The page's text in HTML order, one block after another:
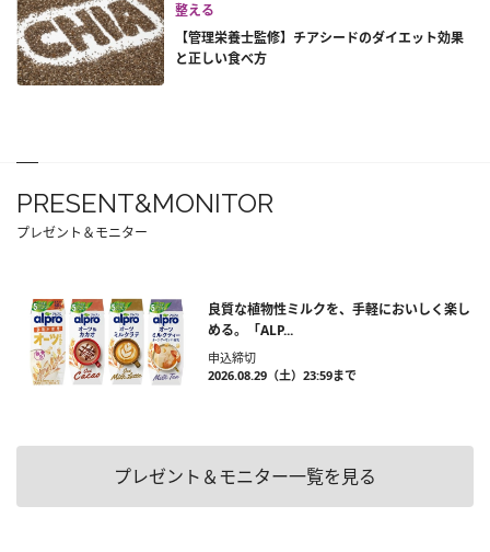
整える
【管理栄養士監修】チアシードのダイエット効果
と正しい食べ方
PRESENT&MONITOR
プレゼント＆モニター
良質な植物性ミルクを、手軽においしく楽し
める。「ALP...
申込締切
2026.08.29（土）23:59まで
プレゼント＆モニター一覧を見る